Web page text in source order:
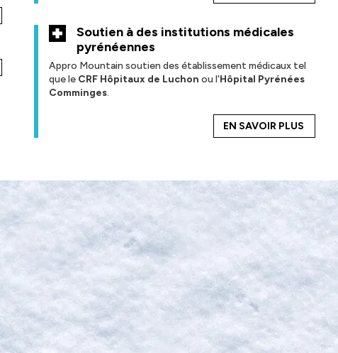
Soutien à des institutions médicales
pyrénéennes
Appro Mountain soutien des établissement médicaux tel
que le CRF Hôpitaux de Luchon ou l'Hôpital Pyrénées
Comminges.
EN SAVOIR PLUS